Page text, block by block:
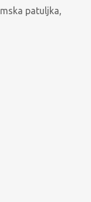
patuljka,